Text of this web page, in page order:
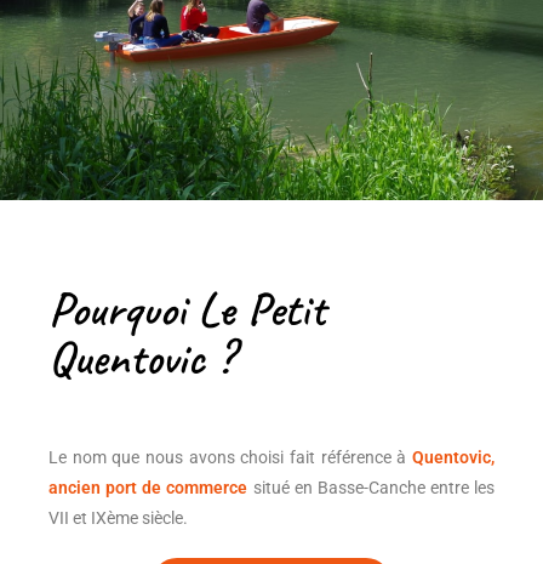
Pourquoi Le Petit
Quentovic ?
Le nom que nous avons choisi fait référence à Quentovic,
ancien port de commerce situé en Basse-Canche entre les
VII et IXème siècle.